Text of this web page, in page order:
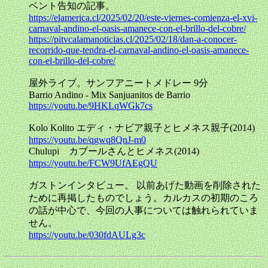
ベント告知の記事。
https://elamerica.cl/2025/02/20/este-viernes-comienza-el-xvi-
carnaval-andino-el-oasis-amanece-con-el-brillo-del-cobre/
https://pitvcalamanoticias.cl/2025/02/18/dan-a-conocer-
recorrido-que-tendra-el-carnaval-andino-el-oasis-amanece-
con-el-brillo-del-cobre/
屋外ライブ。サンフアニートメドレー 9分
Barrio Andino - Mix Sanjuanitos de Barrio
https://youtu.be/9HKLqWGk7cs
Kolo Kolito エディ・ナビア親子とヒメネス親子(2014)
https://youtu.be/qgwq8QnJ-m0
Chulupi カブールさんとヒメネス(2014)
https://youtu.be/FCW9UfAEgQU
ガストンインタビュー。 以前あげた動画を削除された
ために再掲したものでしょう。カルカスの初期のころ
の話が中心で、今回の人事については触れられていま
せん。
https://youtu.be/030fdAULg3c